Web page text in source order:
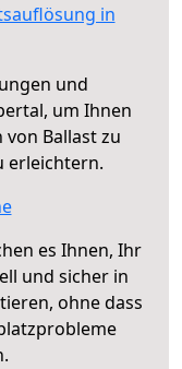
in
und
um Ihnen
Ballast zu
erleichtern.
es Ihnen, Ihr
und sicher in
ohne dass